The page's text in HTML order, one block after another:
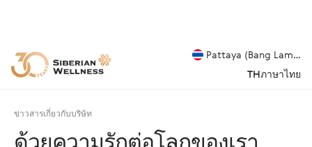
Pattaya (Bang
THภาษาไทย
ข่าวสารเกี่ยวกับบริษัท